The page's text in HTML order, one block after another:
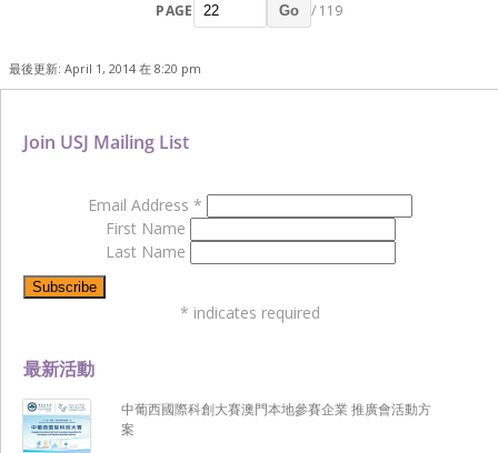
PAGE Go / 119
最後更新: April 1, 2014 在 8:20 pm
最新活動
中葡西國際科創大賽澳門本地參賽企業 推廣會活動方
案
Join USJ Mailing List
Email Address *
First Name
Last Name
* indicates required